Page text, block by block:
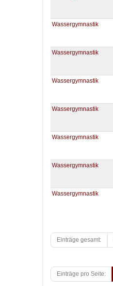
Wassergymnastik
Wassergymnastik
Wassergymnastik
Wassergymnastik
Wassergymnastik
Wassergymnastik
Wassergymnastik
Einträge gesamt:
Einträge pro Seite: